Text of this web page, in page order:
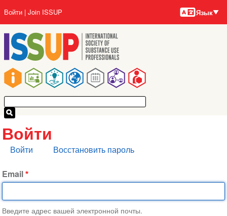
основному
содержанию
Main
navigation
User
account
menu
Войти Join ISSUP Языки
Язык
Войти
Главные
Войти Восстановить пароль
Email
Введите адрес вашей электронной почты.